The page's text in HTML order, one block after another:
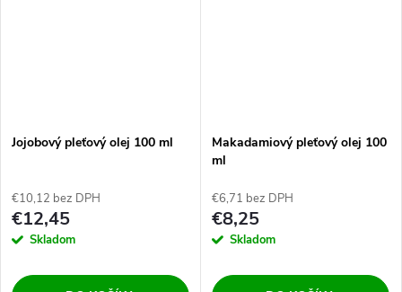
Jojobový pleťový olej 100 ml
€10,12 bez DPH
€12,45
Skladom
Makadamiový pleťový olej 100
ml
€6,71 bez DPH
€8,25
Skladom